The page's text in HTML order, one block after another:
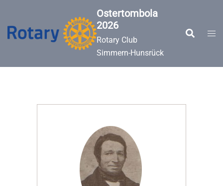
springen
Ostertombola
2026
Rotary Club
Simmern-Hunsrück
Suche